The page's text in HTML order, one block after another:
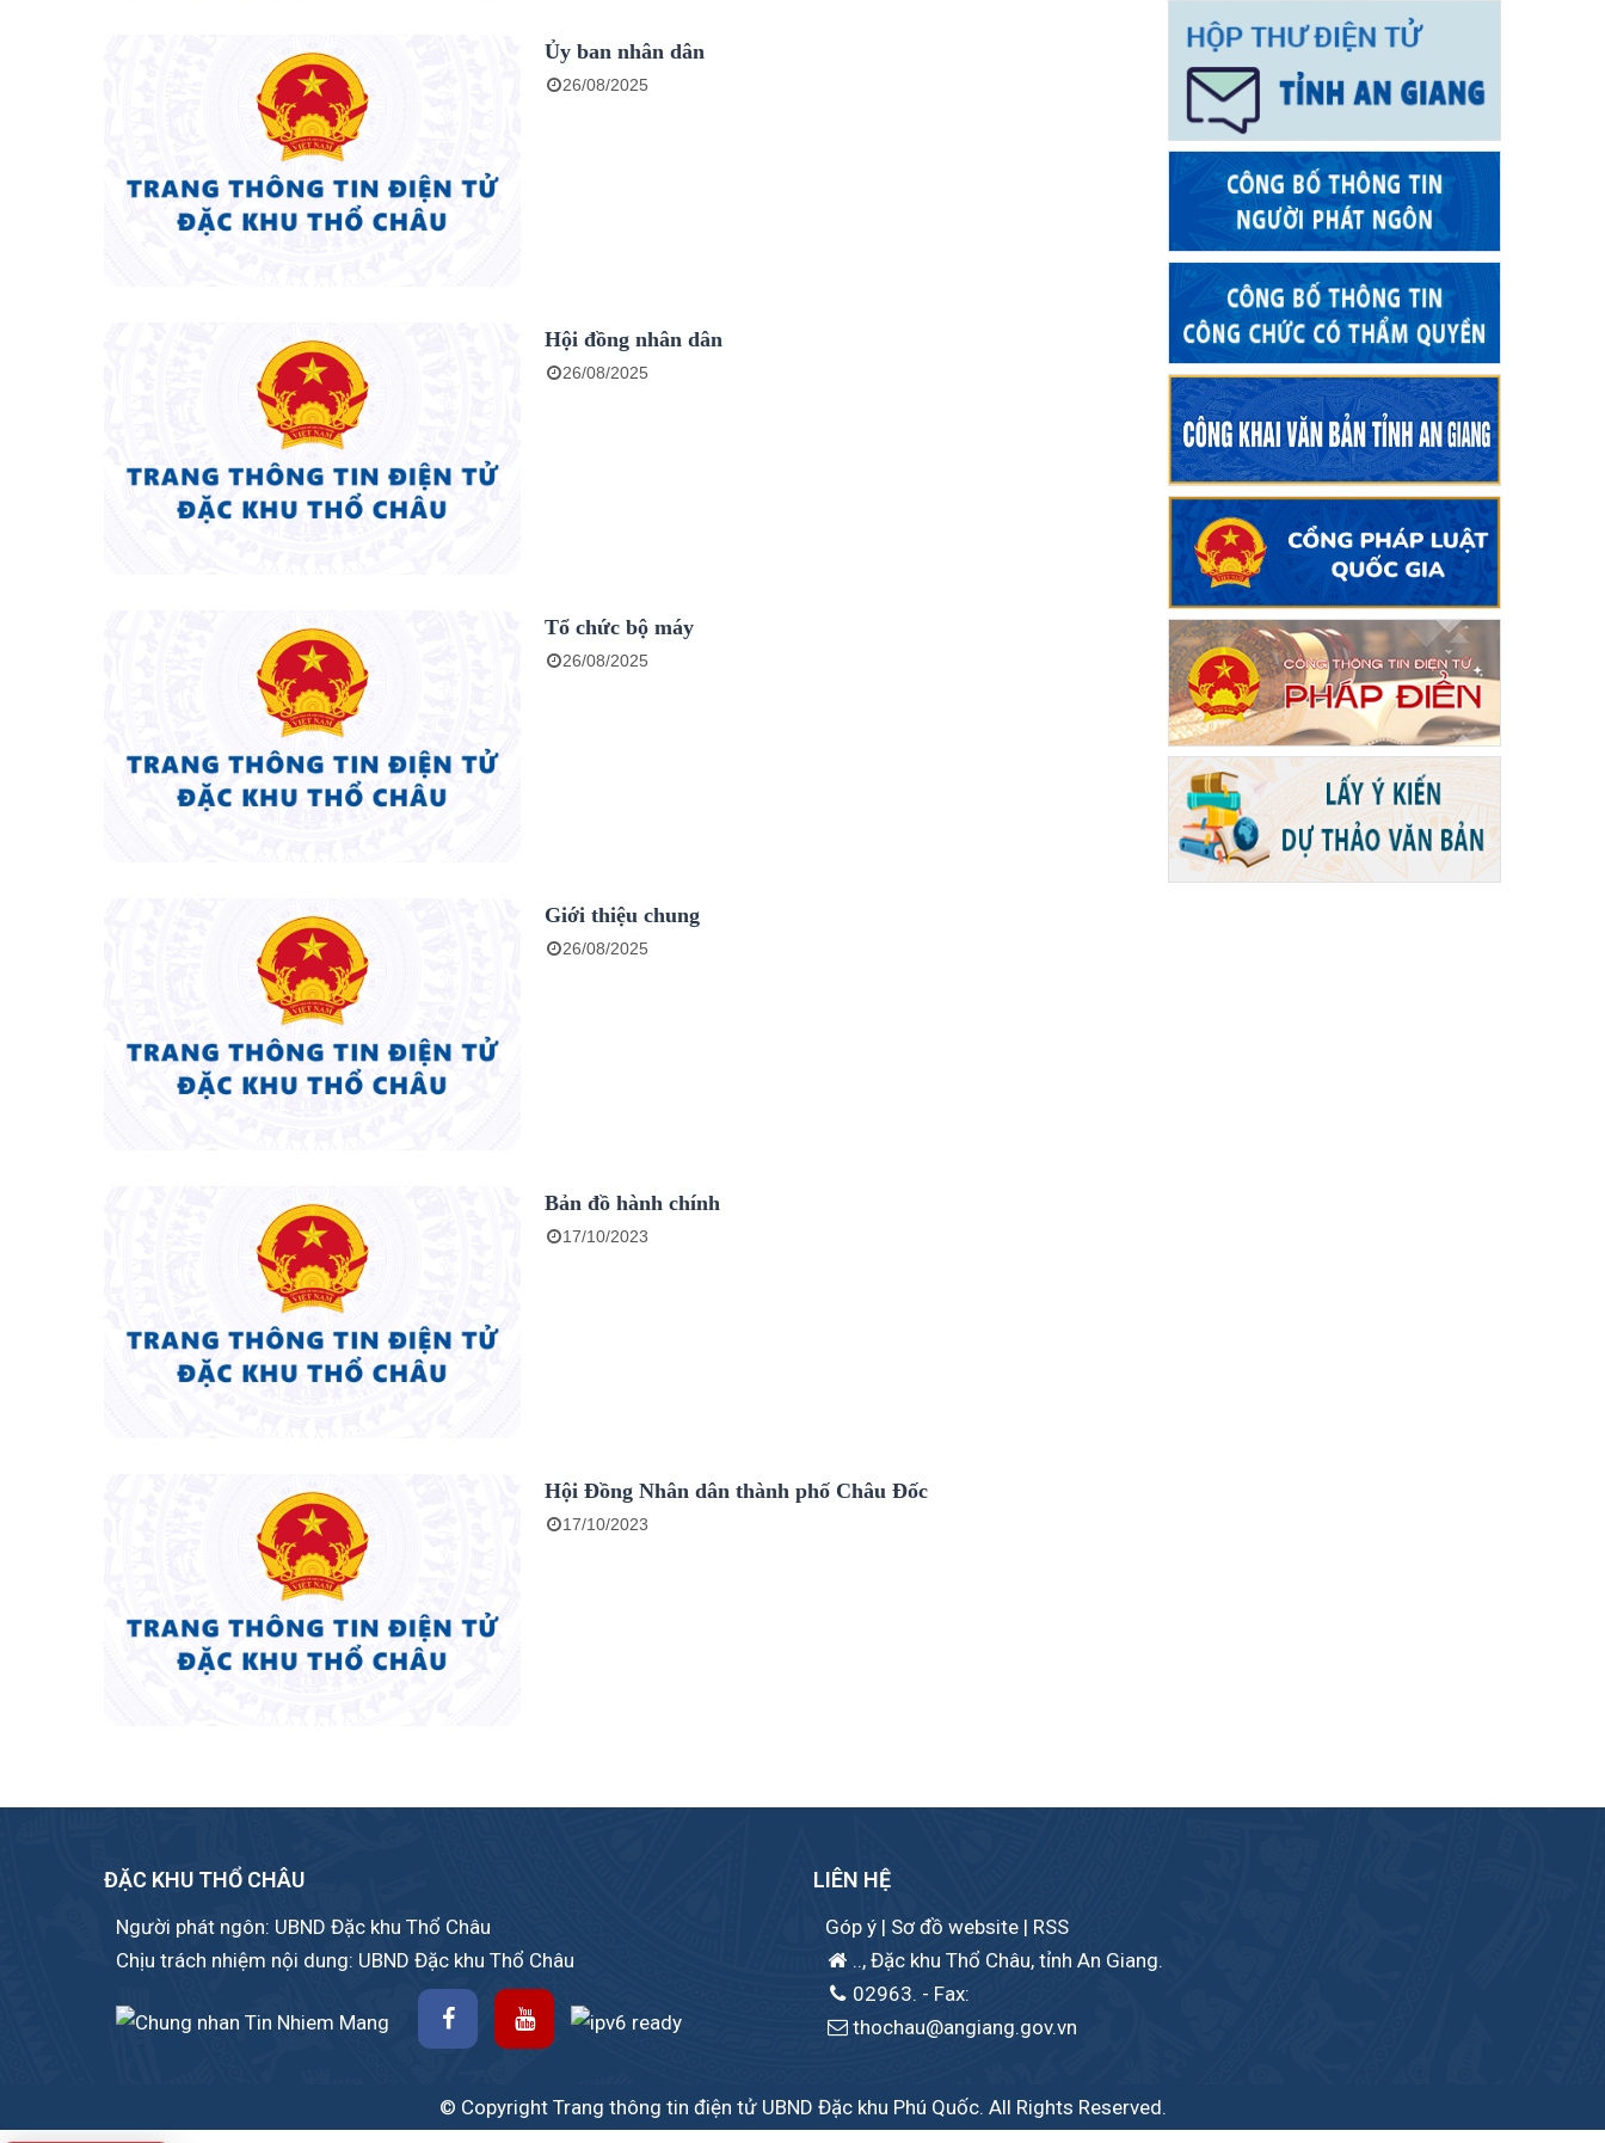
Ủy ban nhân dân
26/08/2025
Hội đồng nhân dân
26/08/2025
Tổ chức bộ máy
26/08/2025
Giới thiệu chung
26/08/2025
Bản đồ hành chính
17/10/2023
Hội Đồng Nhân dân thành phố Châu Đốc
17/10/2023
ĐẶC KHU THỔ CHÂU
Người phát ngôn: UBND Đặc khu Thổ Châu
Chịu trách nhiệm nội dung: UBND Đặc khu Thổ Châu
LIÊN HỆ
Góp ý | Sơ đồ website | RSS
.., Đặc khu Thổ Châu, tỉnh An Giang.
02963. - Fax:
thochau@angiang.gov.vn
© Copyright Trang thông tin điện tử UBND Đặc khu Phú Quốc. All Rights Reserved.